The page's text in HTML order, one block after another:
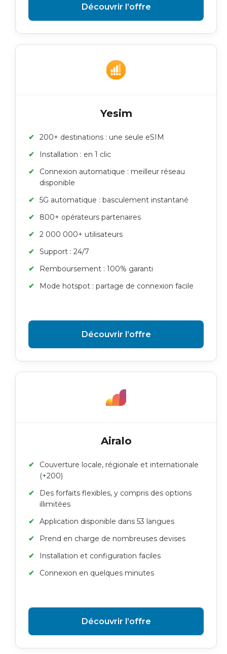
Découvrir l’offre
Yesim
200+ destinations : une seule eSIM
Installation : en 1 clic
Connexion automatique : meilleur réseau
disponible
5G automatique : basculement instantané
800+ opérateurs partenaires
2 000 000+ utilisateurs
Support : 24/7
Remboursement : 100% garanti
Mode hotspot : partage de connexion facile
Découvrir l’offre
Airalo
Couverture locale, régionale et internationale
(+200)
Des forfaits flexibles, y compris des options
illimitées
Application disponible dans 53 langues
Prend en charge de nombreuses devises
Installation et configuration faciles
Connexion en quelques minutes
Découvrir l’offre